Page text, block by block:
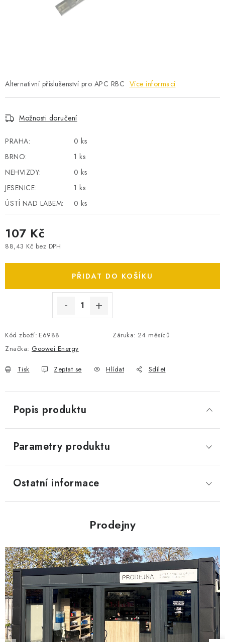
MĚNIČE NAPĚTÍ
TESTERY BATERIÍ
BATERIE PRO VYSAVAČE
SPOTŘEBNÍ BATERIE
PŘÍSLUŠENSTVÍ
DOPRAVA ZDARMA
POŠTOVNÉ A DOPRAVA
KONFIGURÁTOR AUTOBATERIÍ
O NÁS
VÝMĚNA AUTOBATERIE
NÁVODY KE STAŽENÍ
ZPĚTNÝ ODBĚR ELEKTROZAŘÍZENÍ A BATERIÍ
Alternativní příslušenství pro APC RBC Více informací
Možnosti doručení
PRAHA:
0 ks
BRNO:
1 ks
NEHVIZDY:
0 ks
JESENICE:
1 ks
ÚSTÍ NAD LABEM:
0 ks
107 Kč
88,43 Kč bez DPH
PŘIDAT DO KOŠÍKU
Kód zboží: E6988 Záruka: 24 měsíců
Značka: Goowei Energy
Tisk Zeptat se Hlídat Sdílet
Popis produktu
Parametry produktu
Ostatní informace
Prodejny